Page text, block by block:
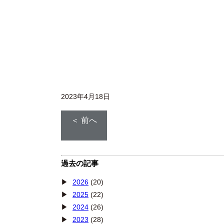
2023年4月18日
＜ 前へ
過去の記事
2026 (20)
2025 (22)
2024 (26)
2023 (28)